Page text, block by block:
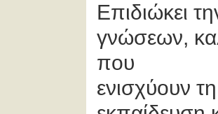
Επιδιώκει
γνώσεων,
που
ενισχύουν